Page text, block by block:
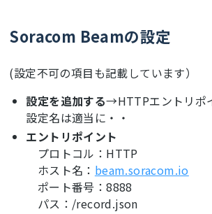
Soracom Beamの設定
(設定不可の項目も記載しています）
設定を追加する→HTTPエントリ
設定名は適当に・・
エントリポイント
プロトコル：HTTP
ホスト名： beam.soracom.io
ポート番号：8888
パス：/record.json